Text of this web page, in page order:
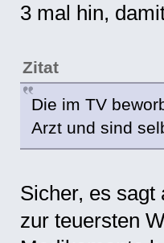
3 mal hin,
Zitat
Die im TV
Arzt und sind
Sicher, es sagt
zur teuersten